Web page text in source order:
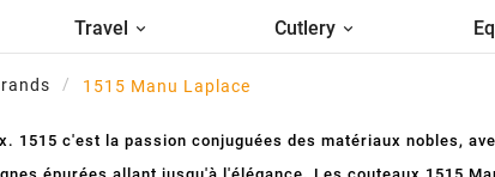
Travel Cutlery
1515 Manu Laplace
1515 c'est la passion conjuguées des matériaux nobles,